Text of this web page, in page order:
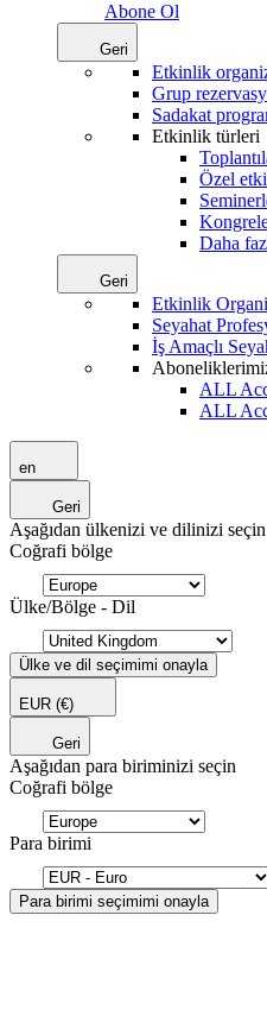
Abone Ol
Geri
Etkinlik
Grup
Sadakat
Etkinlik türleri
Özel
Daha
Geri
Etkinlik
Seyahat
İş Amaçlı
ALL
ALL
en
Geri
Aşağıdan ülkenizi ve dilinizi seçin
Coğrafi bölge
Ülke/Bölge - Dil
Ülke ve dil seçimimi onayla
EUR (€)
Geri
Aşağıdan para biriminizi seçin
Coğrafi bölge
Para birimi
Para birimi seçimimi onayla